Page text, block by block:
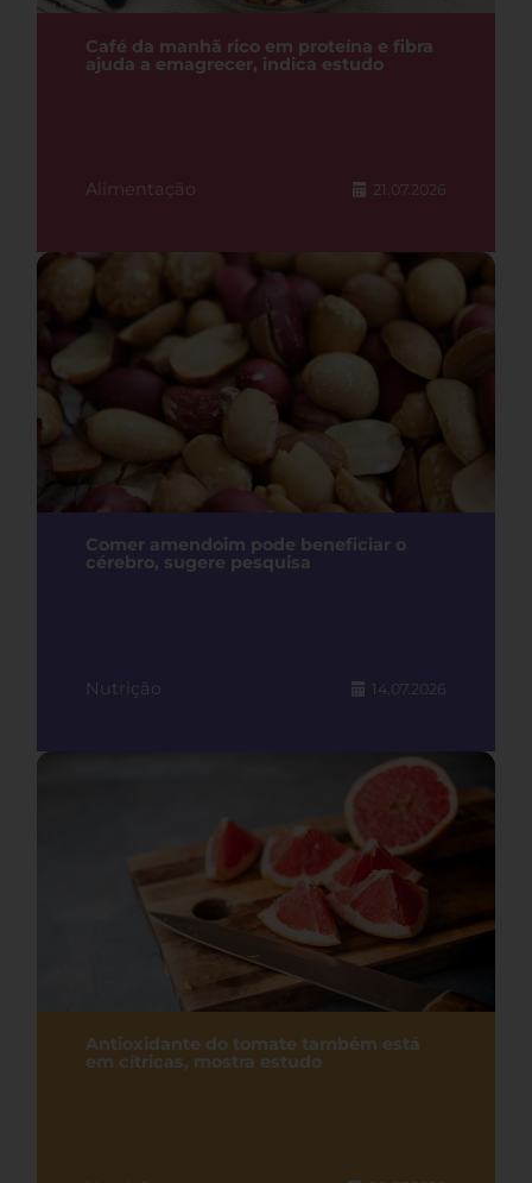
Café da manhã rico em proteína e fibra
ajuda a emagrecer, indica estudo
Alimentação 21.07.2026
Comer amendoim pode beneficiar o
cérebro, sugere pesquisa
Nutrição 14.07.2026
Antioxidante do tomate também está
em cítricas, mostra estudo